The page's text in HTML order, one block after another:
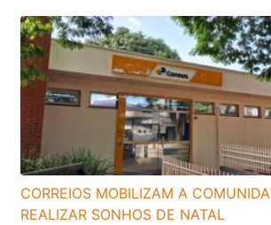
CORREIOS MOBILIZAM A
REALIZAR SONHOS DE NATAL